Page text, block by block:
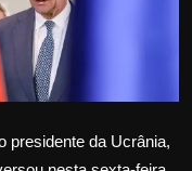
presidente da Ucrânia,